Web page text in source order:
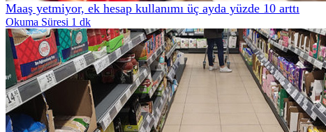
Maaş yetmiyor, ek hesap kullanımı üç ayda yüzde 10 arttı
Okuma Süresi 1 dk